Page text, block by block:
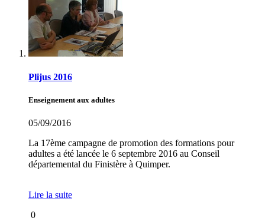
Plijus 2016
Enseignement aux adultes
05/09/2016
La 17ème campagne de promotion des formations pour
adultes a été lancée le 6 septembre 2016 au Conseil
départemental du Finistère à Quimper.
Lire la suite
0